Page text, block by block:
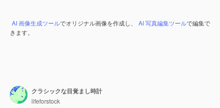
AI 画像生成ツールでオリジナル画像を作成し、 AI 写真編集ツールで編集で
きます。
クラシックな目覚まし時計
lifeforstock